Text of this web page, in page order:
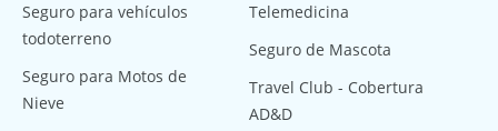
Seguro para vehículos
todoterreno
Seguro para Motos de
Nieve
Telemedicina
Seguro de Mascota
Travel Club - Cobertura
AD&D